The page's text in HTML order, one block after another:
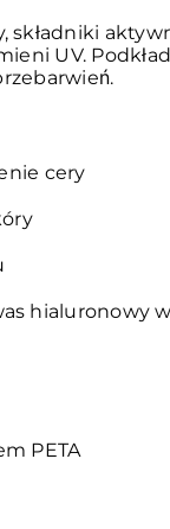
składniki
UV.
cery
hialuronowy
PETA